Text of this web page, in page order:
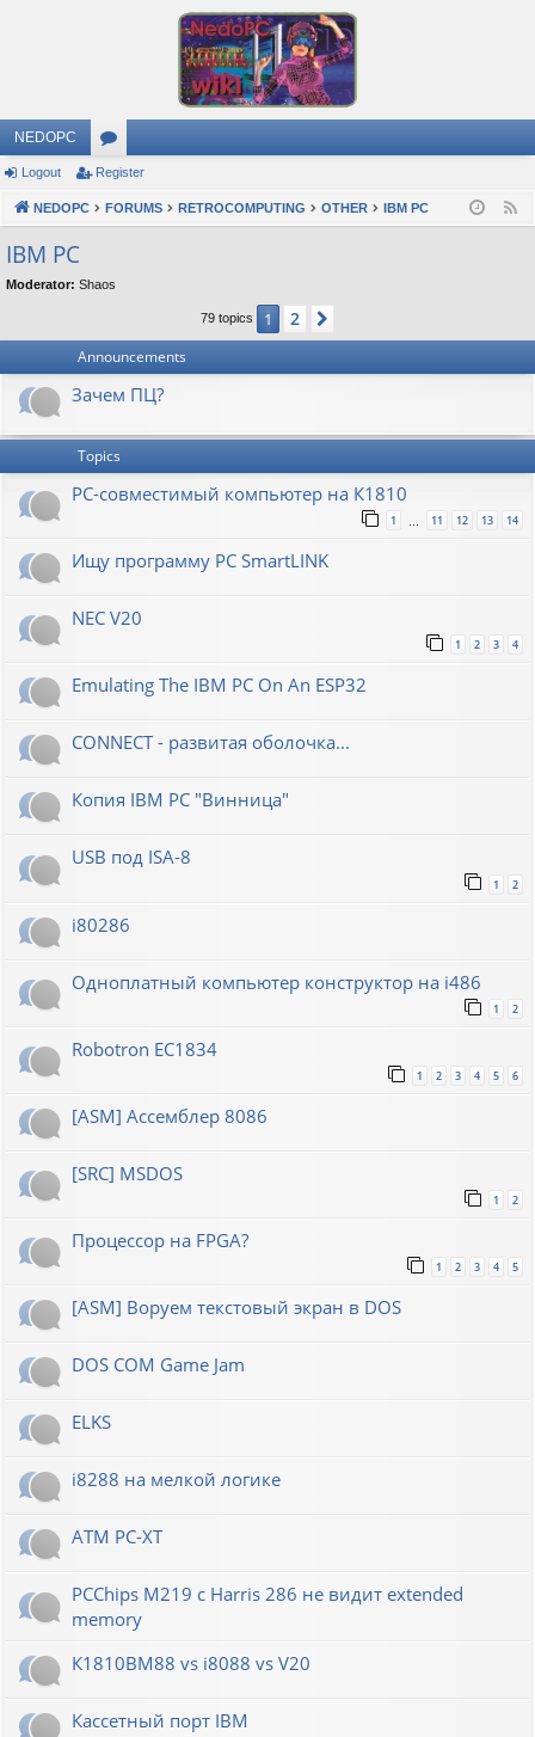
NEDOPC
or
u
s
Logout Register
NEDOPC FORUMS RETROCOMPUTING OTHER IBM PC
IBM PC
Moderator: Shaos
79 topics 1 2
Announcements
Зачем ПЦ?
Topics
PC-совместимый компьютер на К1810
1 … 11 12 13 14
Ищу программу PC SmartLINK
NEC V20
1 2 3 4
Emulating The IBM PC On An ESP32
CONNECT - развитая оболочка...
Копия IBM PC "Винница"
USB под ISA-8
1 2
i80286
Одноплатный компьютер конструктор на i486
1 2
Robotron EC1834
1 2 3 4 5 6
[ASM] Ассемблер 8086
[SRC] MSDOS
1 2
Процессор на FPGA?
1 2 3 4 5
[ASM] Воруем текстовый экран в DOS
DOS COM Game Jam
ELKS
i8288 на мелкой логике
ATM PC-XT
PCChips M219 с Harris 286 не видит extended
memory
К1810ВМ88 vs i8088 vs V20
Кассетный порт IBM